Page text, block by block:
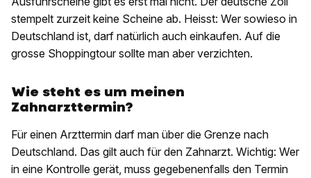
stempelt zurzeit keine Scheine ab. Heisst: Wer sowieso in
Deutschland ist, darf natürlich auch einkaufen. Auf die
grosse Shoppingtour sollte man aber verzichten.
Wie steht es um meinen
Zahnarzttermin?
Für einen Arzttermin darf man über die Grenze nach
Deutschland. Das gilt auch für den Zahnarzt. Wichtig: Wer
in eine Kontrolle gerät, muss gegebenenfalls den Termin